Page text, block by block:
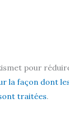
pour
la façon dont
traitées.